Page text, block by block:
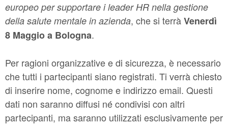
europeo per supportare i leader HR nella gestione
della salute mentale in azienda, che si terràVenerdì
8 Maggio a Bologna.
Per ragioni organizzative e di sicurezza, è necessario
che tutti i partecipanti siano registrati. Ti verrà chiesto
di inserire nome, cognome e indirizzo email. Questi
dati non saranno diffusi né condivisi con altri
partecipanti, ma saranno utilizzati esclusivamente per